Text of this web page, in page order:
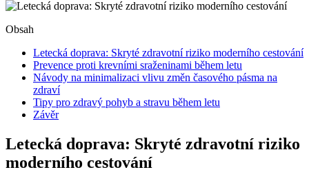
Obsah
Letecká doprava: Skryté zdravotní riziko moderního cestování
Prevence proti krevními sraženinami během letu
Návody na minimalizaci vlivu změn časového pásma na
zdraví
Tipy pro zdravý pohyb a stravu během letu
Závěr
Letecká doprava: Skryté zdravotní riziko
moderního cestování